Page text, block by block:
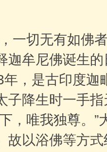
一切无有如佛
迦牟尼佛诞生
，是古印度迦
子降生时一手
，唯我独尊。”
故以浴佛等方